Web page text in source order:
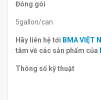
Đóng gói
5gallon/can
Hãy liên hệ tới BMA VIỆT
tâm về các sản phẩm của
Thông số kỹ thuật